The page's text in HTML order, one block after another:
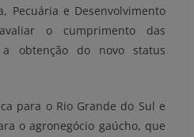
Pecuária e Desenvolvimento
o cumprimento das
obtenção do novo status
para o Rio Grande do Sul e
o agronegócio gaúcho, que